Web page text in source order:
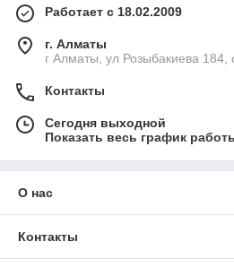
Работает с 18.02.2009
г. Алматы
г Алматы, ул Розыбакиева
Контакты
Сегодня выходной
Показать весь график
О нас
Контакты